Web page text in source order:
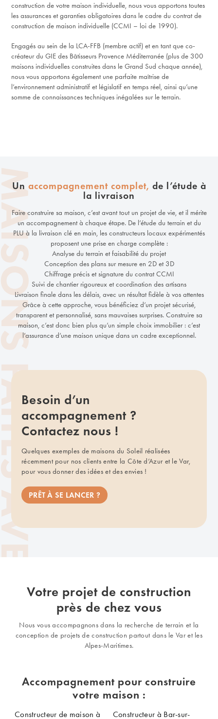
construction de votre maison individuelle, nous vous apportons toutes
les assurances et garanties obligatoires dans le cadre du contrat de
construction de maison individuelle (CCMI – loi de 1990).
Engagés au sein de la LCA-FFB (membre actif) et en tant que co-
créateur du GIE des Bâtisseurs Provence Méditerranée (plus de 300
maisons individuelles construites dans le Grand Sud chaque année),
nous vous apportons également une parfaite maîtrise de
l’environnement administratif et législatif en temps réel, ainsi qu’une
somme de connaissances techniques inégalées sur le terrain.
Un accompagnement complet, de l’étude à
la livraison
Faire construire sa maison, c’est avant tout un projet de vie, et il mérite
un accompagnement à chaque étape. De l’étude du terrain et du
PLU à la livraison clé en main, les constructeurs locaux expérimentés
proposent une prise en charge complète :
Analyse du terrain et faisabilité du projet
Conception des plans sur mesure en 2D et 3D
Chiffrage précis et signature du contrat CCMI
Suivi de chantier rigoureux et coordination des artisans
Livraison finale dans les délais, avec un résultat fidèle à vos attentes
Grâce à cette approche, vous bénéficiez d’un projet sécurisé,
transparent et personnalisé, sans mauvaises surprises. Construire sa
maison, c’est donc bien plus qu’un simple choix immobilier : c’est
l’assurance d’une maison unique dans un cadre exceptionnel.
Besoin d’un
accompagnement ?
Contactez nous !
Quelques exemples de maisons du Soleil réalisées
récemment pour nos clients entre la Côte d’Azur et le Var,
pour vous donner des idées et des envies !
PRÊT À SE LANCER ?
Votre projet de construction
près de chez vous
Nous vous accompagnons dans la recherche de terrain et la
conception de projets de construction partout dans le Var et les
Alpes-Maritimes.
Accompagnement pour construire
votre maison :
Constructeur de maison à Constructeur à Bar-sur-